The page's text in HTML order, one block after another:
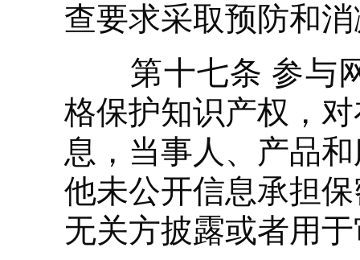
查要求采取预防和
第十七条 参与网
格保护知识产权，
息，当事人、产品
他未公开信息承担
无关方披露或者用